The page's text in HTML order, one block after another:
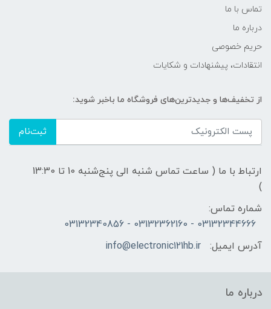
تماس با ما
درباره ما
حریم خصوصی
انتقادات، پیشنهادات و شکایات
از تخفیف‌ها و جدیدترین‌های فروشگاه ما باخبر شوید:
ثبت‌نام
ارتباط با ما ( ساعت تماس شنبه الی پنج‌شنبه 10 تا 13:30
)
شماره تماس:
03132344666 - 03132362160 - 03132340856
آدرس ایمیل:
info@electronic121hb.ir
درباره ما